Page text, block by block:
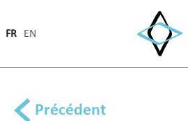
FR EN
Précédent